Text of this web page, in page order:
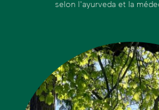
selon l'ayurveda et la